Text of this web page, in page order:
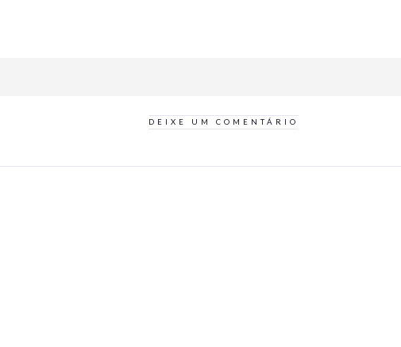
DEIXE UM COMENTÁRIO